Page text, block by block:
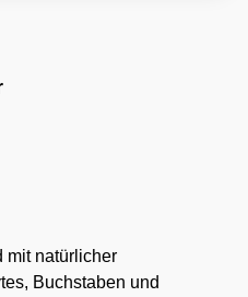
mit natürlicher
Buchstaben und